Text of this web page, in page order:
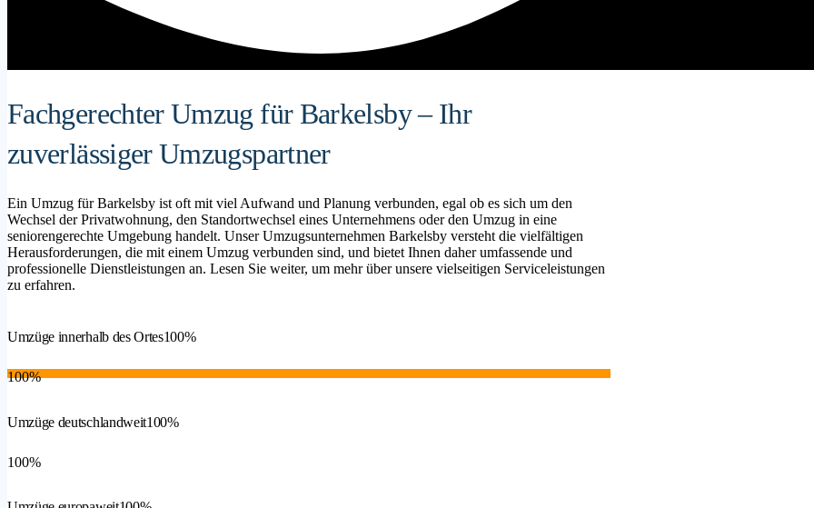
Fachgerechter Umzug für Barkelsby – Ihr
zuverlässiger Umzugspartner
Ein Umzug für Barkelsby ist oft mit viel Aufwand und Planung verbunden, egal ob es sich um den
Wechsel der Privatwohnung, den Standortwechsel eines Unternehmens oder den Umzug in eine
seniorengerechte Umgebung handelt. Unser Umzugsunternehmen Barkelsby versteht die vielfältigen
Herausforderungen, die mit einem Umzug verbunden sind, und bietet Ihnen daher umfassende und
professionelle Dienstleistungen an. Lesen Sie weiter, um mehr über unsere vielseitigen Serviceleistungen
zu erfahren.
Umzüge innerhalb des Ortes100%
100%
Umzüge deutschlandweit100%
100%